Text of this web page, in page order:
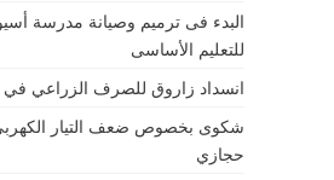
البدء فى ترميم وصيانة مدرسة
للتعليم الأساسى
انسداد زاروق للصرف الزراعي
شكوى بخصوص ضعف التيار
حجازي